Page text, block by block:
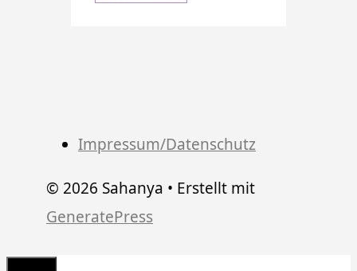
Impressum/Datenschutz
© 2026 Sahanya • Erstellt mit
GeneratePress